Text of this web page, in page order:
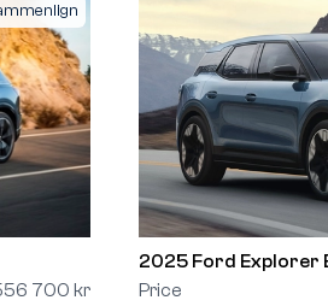
700 kr
2025 Ford Explorer
Price